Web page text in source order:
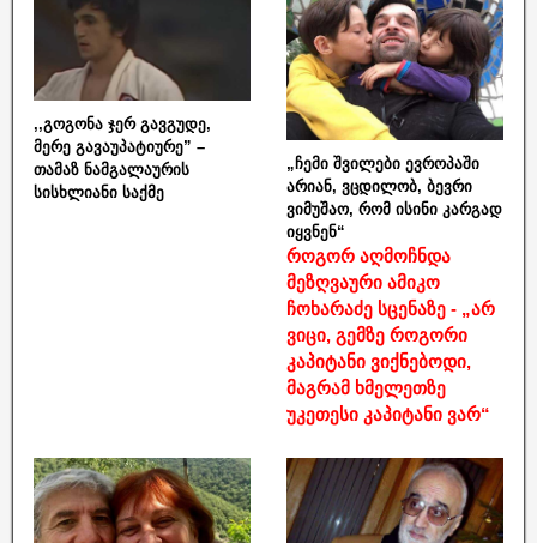
,,გოგონა ჯერ გავგუდე,
მერე გავაუპატიურე” –
თამაზ ნამგალაურის
სისხლიანი საქმე
„ჩემი შვილები ევროპაში
არიან, ვცდილობ, ბევრი
ვიმუშაო, რომ ისინი კარგად
იყვნენ“
როგორ აღმოჩნდა
მეზღვაური ამიკო
ჩოხარაძე სცენაზე - „არ
ვიცი, გემზე როგორი
კაპიტანი ვიქნებოდი,
მაგრამ ხმელეთზე
უკეთესი კაპიტანი ვარ“